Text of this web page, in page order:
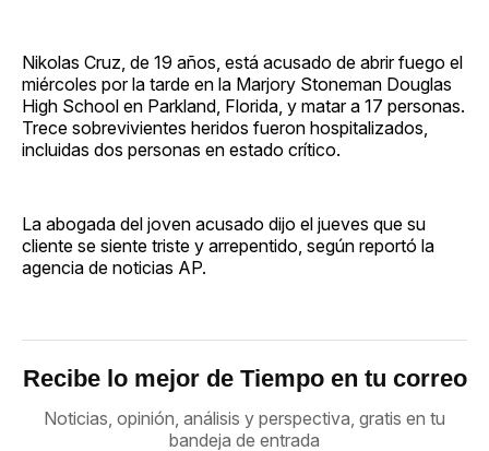
Nikolas Cruz, de 19 años, está acusado de abrir fuego el
miércoles por la tarde en la Marjory Stoneman Douglas
High School en Parkland, Florida, y matar a 17 personas.
Trece sobrevivientes heridos fueron hospitalizados,
incluidas dos personas en estado crítico.
La abogada del joven acusado dijo el jueves que su
cliente se siente triste y arrepentido, según reportó la
agencia de noticias AP.
Recibe lo mejor de Tiempo en tu correo
Noticias, opinión, análisis y perspectiva, gratis en tu
bandeja de entrada